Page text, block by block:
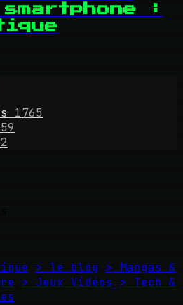
:
1765
> le blog > Mangas &
> Jeux Vidéos
> Tech &